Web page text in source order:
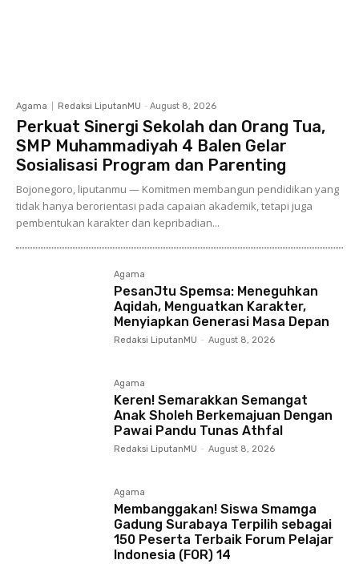
Agama Redaksi LiputanMU - August 8, 2026
Perkuat Sinergi Sekolah dan Orang Tua,
SMP Muhammadiyah 4 Balen Gelar
Sosialisasi Program dan Parenting
Bojonegoro, liputanmu — Komitmen membangun pendidikan yang
tidak hanya berorientasi pada capaian akademik, tetapi juga
pembentukan karakter dan kepribadian...
Agama
PesanJtu Spemsa: Meneguhkan
Aqidah, Menguatkan Karakter,
Menyiapkan Generasi Masa Depan
Redaksi LiputanMU - August 8, 2026
Agama
Keren! Semarakkan Semangat
Anak Sholeh Berkemajuan Dengan
Pawai Pandu Tunas Athfal
Redaksi LiputanMU - August 8, 2026
Agama
Membanggakan! Siswa Smamga
Gadung Surabaya Terpilih sebagai
150 Peserta Terbaik Forum Pelajar
Indonesia (FOR) 14